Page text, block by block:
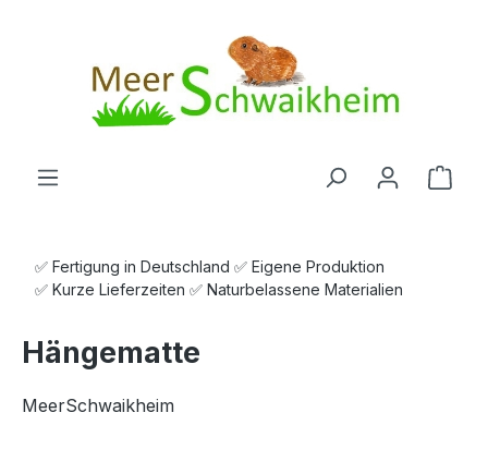
✅ Fertigung in Deutschland ✅ Eigene Produktion
✅ Kurze Lieferzeiten ✅ Naturbelassene Materialien
Hängematte
MeerSchwaikheim